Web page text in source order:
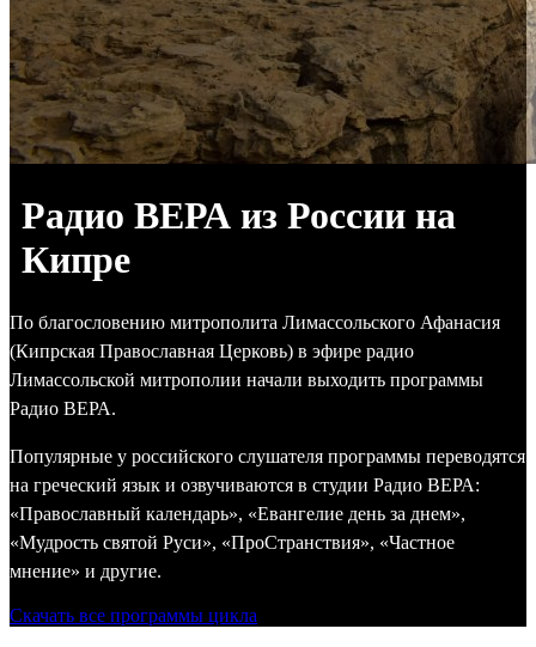
Радио ВЕРА из России на
Кипре
По благословению митрополита Лимассольского Афанасия
(Кипрская Православная Церковь) в эфире радио
Лимассольской митрополии начали выходить программы
Радио ВЕРА.
Популярные у российского слушателя программы переводятся
на греческий язык и озвучиваются в студии Радио ВЕРА:
«Православный календарь», «Евангелие день за днем»,
«Мудрость святой Руси», «ПроСтранствия», «Частное
мнение» и другие.
Скачать все программы цикла